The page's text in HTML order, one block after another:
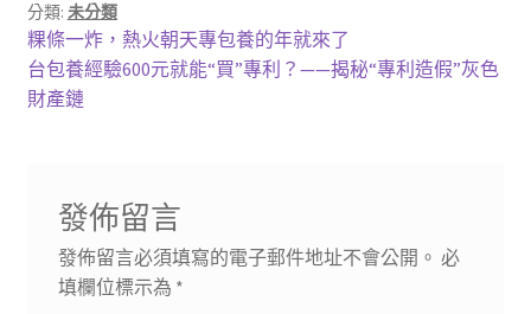
分類: 未分類
文
章
上
一
篇
粿條一炸，熱火朝天專包養的年就來了
下
一
台包養經驗600元就能“買”專利？——揭秘“專利造假”灰色
財產鏈
發佈留言
發佈留言必須填寫的電子郵件地址不會公開。 必
填欄位標示為 *